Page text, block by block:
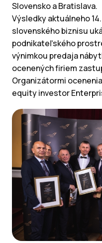
Slovensko a Bratislava.
Výsledky aktuálneho
slovenského biznisu
podnikateľského
výnimkou predaja
ocenených firiem
Organizátormi
equity investor